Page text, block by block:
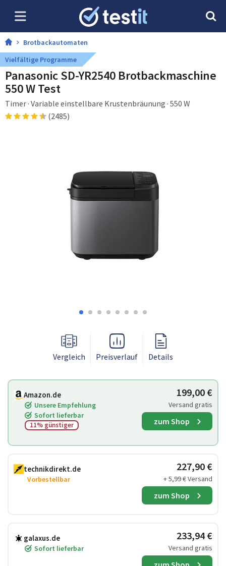
Brotbackautomaten
Vielfältige Programme
Panasonic SD-YR2540 Brotbackmaschine
550 W Test
Timer · Variable einstellbare Krustenbräunung · 550 W
(2485)
Vergleich Preisverlauf Details
Amazon.de
Unsere Empfehlung
Sofort lieferbar
11% günstiger
199,00 €
Versand gratis
zum Shop
technikdirekt.de
Vorbestellbar
227,90 €
+ 5,99 € Versand
zum Shop
galaxus.de
Sofort lieferbar
233,94 €
Versand gratis